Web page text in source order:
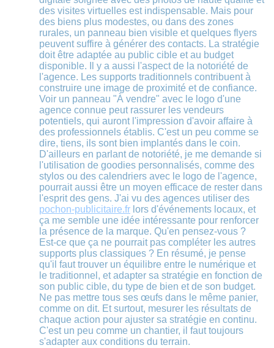
des visites virtuelles est indispensable. Mais pour
des biens plus modestes, ou dans des zones
rurales, un panneau bien visible et quelques flyers
peuvent suffire à générer des contacts. La stratégie
doit être adaptée au public cible et au budget
disponible. Il y a aussi l'aspect de la notoriété de
l'agence. Les supports traditionnels contribuent à
construire une image de proximité et de confiance.
Voir un panneau "À vendre" avec le logo d'une
agence connue peut rassurer les vendeurs
potentiels, qui auront l'impression d'avoir affaire à
des professionnels établis. C'est un peu comme se
dire, tiens, ils sont bien implantés dans le coin.
D'ailleurs en parlant de notoriété, je me demande si
l'utilisation de goodies personnalisés, comme des
stylos ou des calendriers avec le logo de l'agence,
pourrait aussi être un moyen efficace de rester dans
l'esprit des gens. J'ai vu des agences utiliser des
pochon-publicitaire.fr lors d'événements locaux, et
ça me semble une idée intéressante pour renforcer
la présence de la marque. Qu'en pensez-vous ?
Est-ce que ça ne pourrait pas compléter les autres
supports plus classiques ? En résumé, je pense
qu'il faut trouver un équilibre entre le numérique et
le traditionnel, et adapter sa stratégie en fonction de
son public cible, du type de bien et de son budget.
Ne pas mettre tous ses œufs dans le même panier,
comme on dit. Et surtout, mesurer les résultats de
chaque action pour ajuster sa stratégie en continu.
C'est un peu comme un chantier, il faut toujours
s'adapter aux conditions du terrain.